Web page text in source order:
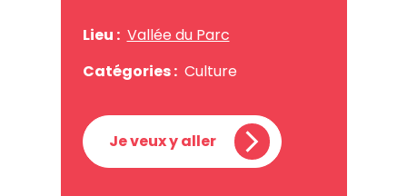
Lieu : Vallée du Parc
Catégories : Culture
Je veux y aller